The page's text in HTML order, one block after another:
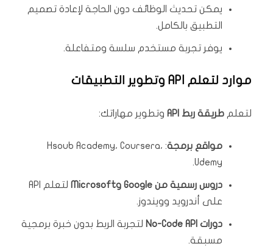
يمكن تحديث الوظائف دون الحاجة لإعادة تصميم
التطبيق بالكامل.
يوفر تجربة مستخدم سلسة ومتفاعلة.
موارد لتعلم API وتطوير التطبيقات
لتعلم طريقة ربط API وتطوير مهاراتك:
مواقع برمجة : Hsoub Academy، Coursera،
Udemy.
دروس رسمية من Google وMicrosoft
لتعلم API
على أندرويد وويندوز.
دورات No-Code API
لتجربة الربط بدون خبرة برمجية
مسبقة.